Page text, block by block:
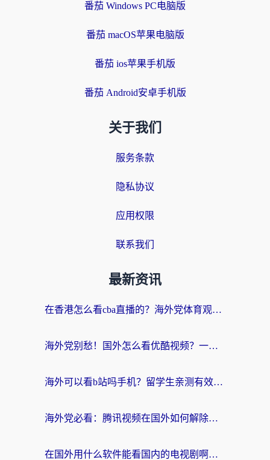
番茄 Windows PC电脑版
番茄 macOS苹果电脑版
番茄 ios苹果手机版
番茄 Android安卓手机版
关于我们
服务条款
隐私协议
应用权限
联系我们
最新资讯
在香港怎么看cba直播的？海外党体育观赛终极指南：告别版权限制，畅享中文解说
海外党别愁！国外怎么看优酷视频？一招解决追剧、看直播难题
海外可以看b站吗手机？留学生亲测有效的回国加速指南
海外党必看：腾讯视频在国外如何解除地域限制？附优酷咪咕使用指南
在国外用什么软件能看国内的电视剧啊？留学生亲测有效的回国加速方案